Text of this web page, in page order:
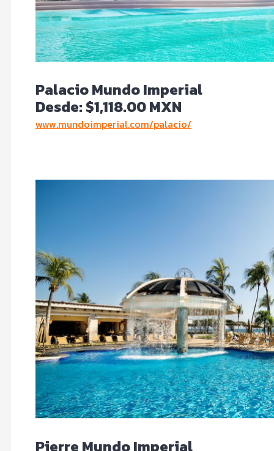
Palacio Mundo Imperial
Desde: $1,118.00 MXN
www.mundoimperial.com/palacio/
Pierre Mundo Imperial